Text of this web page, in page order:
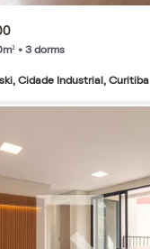
• 3 dorms
Cidade Industrial, Curitiba